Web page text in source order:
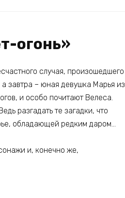
огонь»
случая, произошедшего
завтра – юная девушка Марья из
и особо почитают Велеса.
разгадать те загадки, что
обладающей редким даром…
и, конечно же,